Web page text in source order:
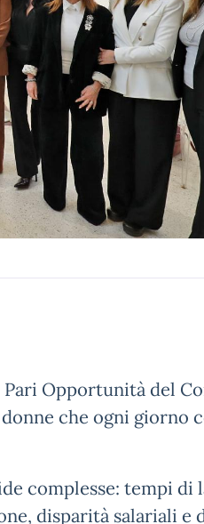
Pari Opportunità del
che ogni giorno
complesse: tempi di
disparità salariali e